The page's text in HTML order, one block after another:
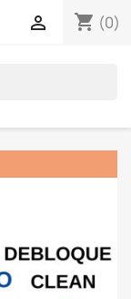
shopping_cart (0)
